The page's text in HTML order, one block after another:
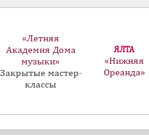
«Летняя
Академия Дома
музыки»
Закрытые мастер-
классы
ЯЛТА
«Нижняя
Ореанда»